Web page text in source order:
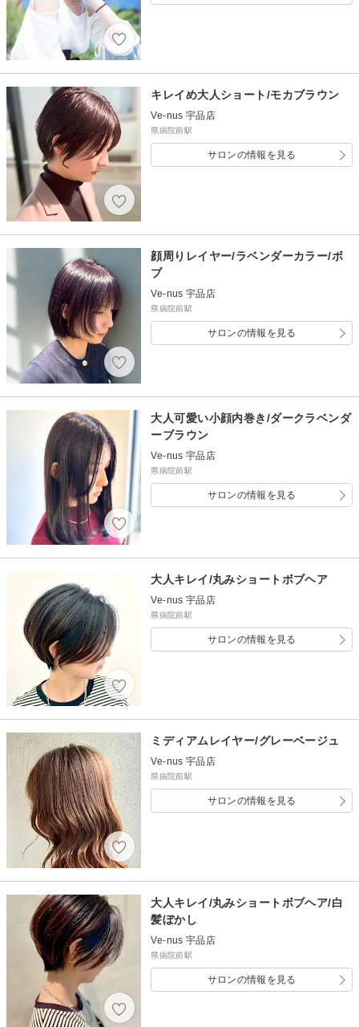
キレイめ大人ショート/モカブラウン
Ve-nus 宇品店
県病院前駅
サロンの情報を見る
顔周りレイヤー/ラベンダーカラー/ボ
ブ
Ve-nus 宇品店
県病院前駅
サロンの情報を見る
大人可愛い小顔内巻き/ダークラベンダ
ーブラウン
Ve-nus 宇品店
県病院前駅
サロンの情報を見る
大人キレイ/丸みショートボブヘア
Ve-nus 宇品店
県病院前駅
サロンの情報を見る
ミディアムレイヤー/グレーベージュ
Ve-nus 宇品店
県病院前駅
サロンの情報を見る
大人キレイ/丸みショートボブヘア/白
髪ぼかし
Ve-nus 宇品店
県病院前駅
サロンの情報を見る